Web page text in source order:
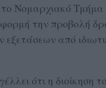
Νομαρχιακό
την προβολή
εξετάσεων από
ότι η διοίκηση